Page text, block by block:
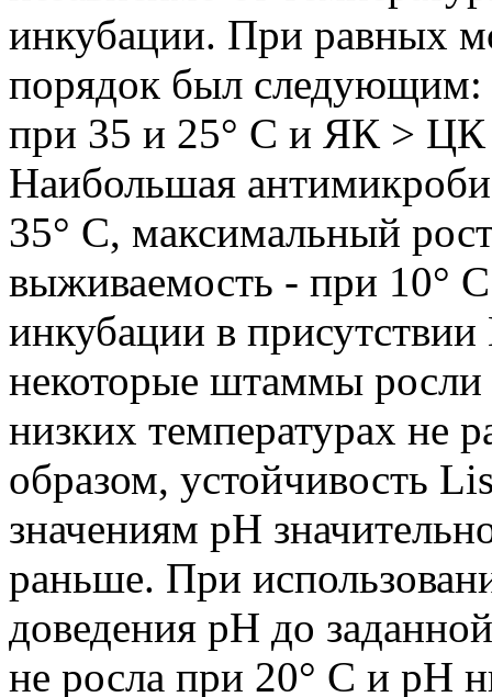
инкубации. При равных
порядок был
при 35 и 25° С и ЯК >
Наибольшая
35° С, максимальный
выживаемость - при 10°
инкубации в
некоторые штаммы
низких температурах не
образом, устойчивость
значениям pH
раньше. При
доведения pH до
не росла при 20° С и pH